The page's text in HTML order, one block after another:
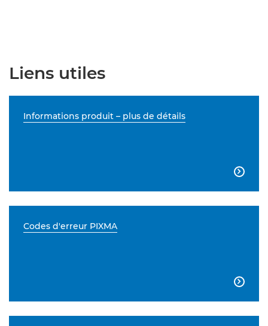
Liens utiles
Informations produit – plus de détails

Codes d'erreur PIXMA
